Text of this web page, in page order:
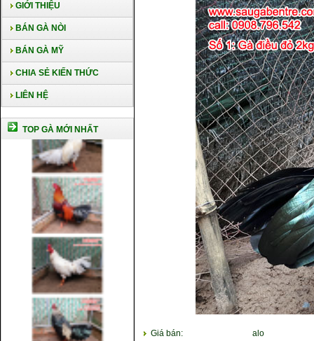
GIỚI THIỆU
BÁN GÀ NÒI
BÁN GÀ MỸ
CHIA SẺ KIẾN THỨC
LIÊN HỆ
TOP GÀ MỚI NHẤT
Giá bán: alo